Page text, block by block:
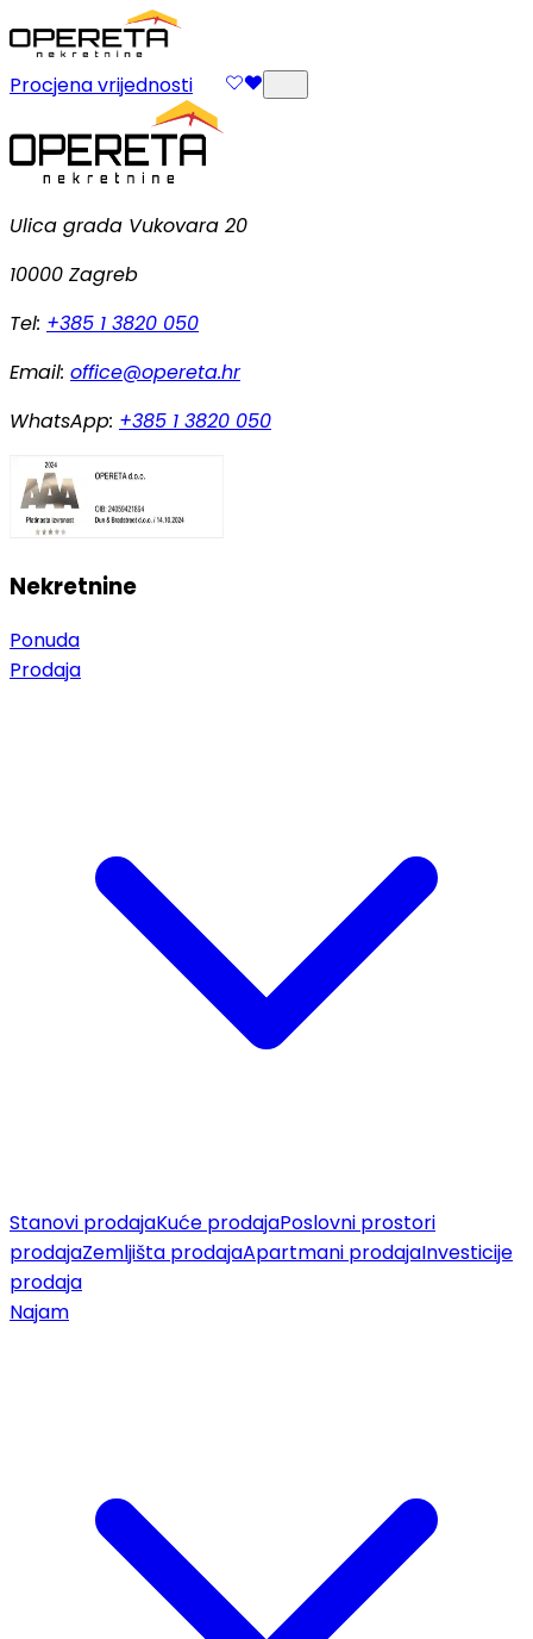
Procjena vrijednosti
Ulica grada Vukovara 20
10000 Zagreb
Tel: +385 1 3820 050
Email: office@opereta.hr
WhatsApp: +385 1 3820 050
Nekretnine
Ponuda
Prodaja
Stanovi prodajaKuće prodajaPoslovni prostori
prodajaZemljišta prodajaApartmani prodajaInvesticije
prodaja
Najam